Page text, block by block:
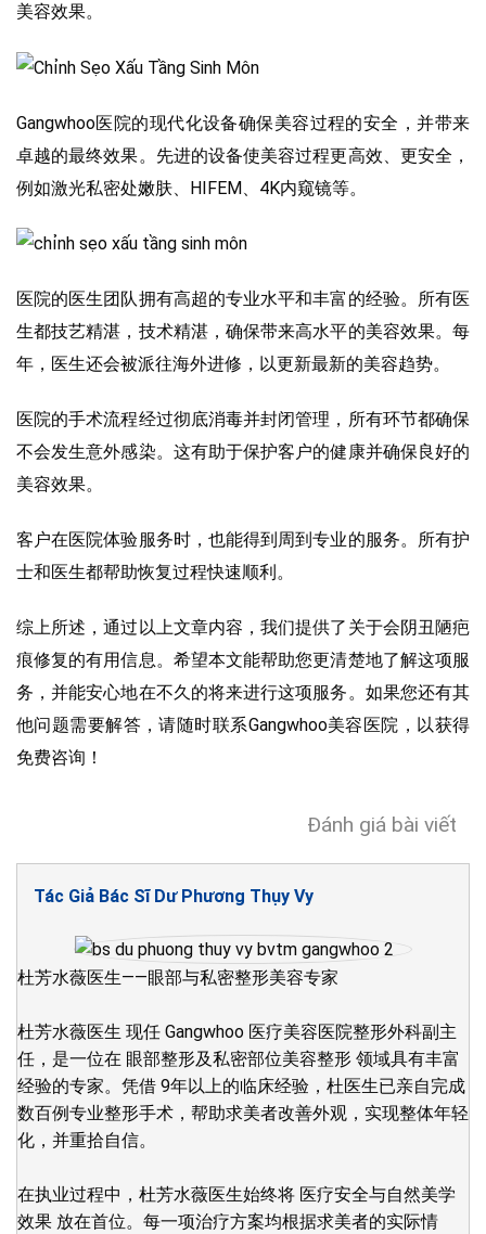
美容效果。
Gangwhoo医院的现代化设备确保美容过程的安全，并带来
卓越的最终效果。先进的设备使美容过程更高效、更安全，
例如激光私密处嫩肤、HIFEM、4K内窥镜等。
医院的医生团队拥有高超的专业水平和丰富的经验。所有医
生都技艺精湛，技术精湛，确保带来高水平的美容效果。每
年，医生还会被派往海外进修，以更新最新的美容趋势。
医院的手术流程经过彻底消毒并封闭管理，所有环节都确保
不会发生意外感染。这有助于保护客户的健康并确保良好的
美容效果。
客户在医院体验服务时，也能得到周到专业的服务。所有护
士和医生都帮助恢复过程快速顺利。
综上所述，通过以上文章内容，我们提供了关于会阴丑陋疤
痕修复的有用信息。希望本文能帮助您更清楚地了解这项服
务，并能安心地在不久的将来进行这项服务。如果您还有其
他问题需要解答，请随时联系Gangwhoo美容医院，以获得
免费咨询！
Đánh giá bài viết
Tác Giả Bác Sĩ Dư Phương Thụy Vy
杜芳水薇医生——眼部与私密整形美容专家
杜芳水薇医生 现任 Gangwhoo 医疗美容医院整形外科副主
任，是一位在 眼部整形及私密部位美容整形 领域具有丰富
经验的专家。凭借 9年以上的临床经验，杜医生已亲自完成
数百例专业整形手术，帮助求美者改善外观，实现整体年轻
化，并重拾自信。
在执业过程中，杜芳水薇医生始终将 医疗安全与自然美学
效果 放在首位。每一项治疗方案均根据求美者的实际情